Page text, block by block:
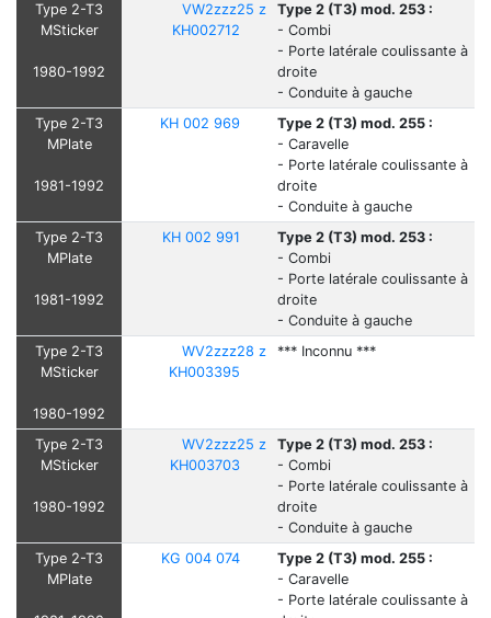
Type 2-T3
MSticker
1980-1992
VW2zzz25 z
KH002712
Type 2 (T3) mod. 253 :
- Combi
- Porte latérale coulissante à
droite
- Conduite à gauche
Type 2-T3
MPlate
1981-1992
KH 002 969
Type 2 (T3) mod. 255 :
- Caravelle
- Porte latérale coulissante à
droite
- Conduite à gauche
Type 2-T3
MPlate
1981-1992
KH 002 991
Type 2 (T3) mod. 253 :
- Combi
- Porte latérale coulissante à
droite
- Conduite à gauche
Type 2-T3
MSticker
1980-1992
WV2zzz28 z
KH003395
*** Inconnu ***
Type 2-T3
MSticker
1980-1992
WV2zzz25 z
KH003703
Type 2 (T3) mod. 253 :
- Combi
- Porte latérale coulissante à
droite
- Conduite à gauche
Type 2-T3
MPlate
KG 004 074
Type 2 (T3) mod. 255 :
- Caravelle
- Porte latérale coulissante à